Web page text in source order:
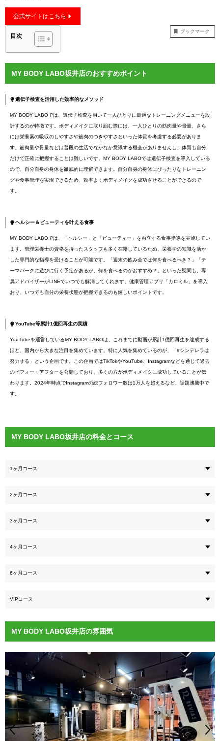
公式サイトはこちら
ブックマーク
目次
MY BODY LABO坂井店のおすすめポイント
遺伝子検査を活用した効率的なメソッド
MY BODY LABOでは、遺伝子検査を用いて一人ひとりに最適なトレーニングメニューを設
計するのが特徴です。ボディメイクに取り組む際には、一人ひとりの筋肉量や骨量、さら
には栄養素の吸収のしやすさや筋肉のつきやすさといった体質を考慮する必要がありま
す。筋肉量や骨量などは普段の生活でなかなか意識する機会がありませんし、体質も自分
だけで正確に把握することは難しいです。MY BODY LABOでは遺伝子検査を導入している
ので、自分自身の身体を徹底的に理解できます。自分自身の身体にぴったりなトレーニン
グや食事管理を実現できるため、効率よくボディメイクを成功させることができるので
す。
ヘルシー＆ビューティを叶える食事
MY BODY LABOでは、「ヘルシー」と「ビューティー」を両立する食事指導を実施してい
ます。管理栄養士の資格を持ったスタッフも多く在籍しているため、栄養学の知識を活か
した専門的な指導を受けることが可能です。「週末の飲み会では何を食べるべき？」「テ
ーマパークに遊びに行く予定があるが、何を食べるのがおすすめ？」といった疑問も、専
属アドバイザーがLINEでいつでも解消してくれます。健康管理アプリ「カロミル」を導入
おり、いつでも自分の栄養状態が把握できるのも嬉しいポイントです。
YouTube等累計1億回再生の実績
YouTubeを運営しているMY BODY LABOは、これまでに動画が累計1億回再生を達成する
ほど、国内から大きな注目を集めています。特に人気を集めているのが、「#シンデレラは
努力する」という企画です。この企画ではTikTokやYouTube、Instagramなどを通じて過去
のビフォー・アフターを公開しており、多くの方がボディメイクに成功していることが伝
わります。2024年時点でInstagramの総フォロワー数は1万人を超えるなど、話題沸騰中で
す。
MY BODY LABO坂井店の料金とコース
1ヶ月コース
2ヶ月コース
3ヶ月コース
4ヶ月コース
6ヶ月コース
VIPコース
MY BODY LABO坂井店の雰囲気